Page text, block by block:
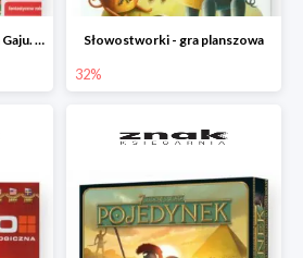
Grzybobranie w Zielonym Gaju. Gra planszowa Słowostworki - gra planszowa
32%